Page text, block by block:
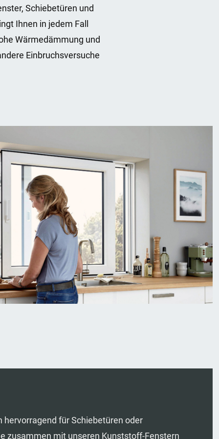
Schiebetüren und
Ihnen in jedem Fall
Wärmedämmung und
Einbruchsversuche
für Schiebetüren oder
zusammen mit unseren Kunststoff-Fenstern